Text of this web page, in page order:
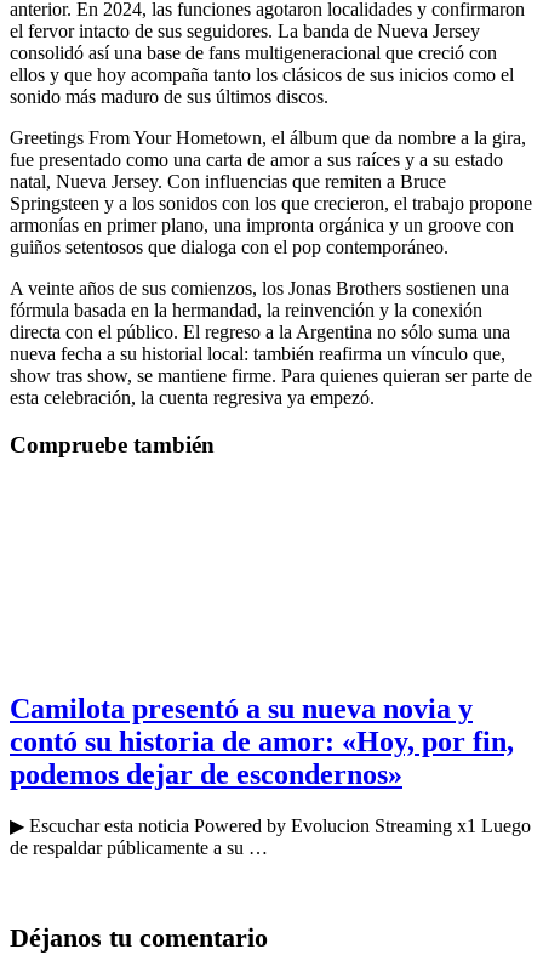
anterior. En 2024, las funciones agotaron localidades y confirmaron
el fervor intacto de sus seguidores. La banda de Nueva Jersey
consolidó así una base de fans multigeneracional que creció con
ellos y que hoy acompaña tanto los clásicos de sus inicios como el
sonido más maduro de sus últimos discos.
Greetings From Your Hometown, el álbum que da nombre a la gira,
fue presentado como una carta de amor a sus raíces y a su estado
natal, Nueva Jersey. Con influencias que remiten a Bruce
Springsteen y a los sonidos con los que crecieron, el trabajo propone
armonías en primer plano, una impronta orgánica y un groove con
guiños setentosos que dialoga con el pop contemporáneo.
A veinte años de sus comienzos, los Jonas Brothers sostienen una
fórmula basada en la hermandad, la reinvención y la conexión
directa con el público. El regreso a la Argentina no sólo suma una
nueva fecha a su historial local: también reafirma un vínculo que,
show tras show, se mantiene firme. Para quienes quieran ser parte de
esta celebración, la cuenta regresiva ya empezó.
Compruebe también
Camilota presentó a su nueva novia y
contó su historia de amor: «Hoy, por fin,
podemos dejar de escondernos»
▶ Escuchar esta noticia Powered by Evolucion Streaming x1 Luego
de respaldar públicamente a su …
Déjanos tu comentario